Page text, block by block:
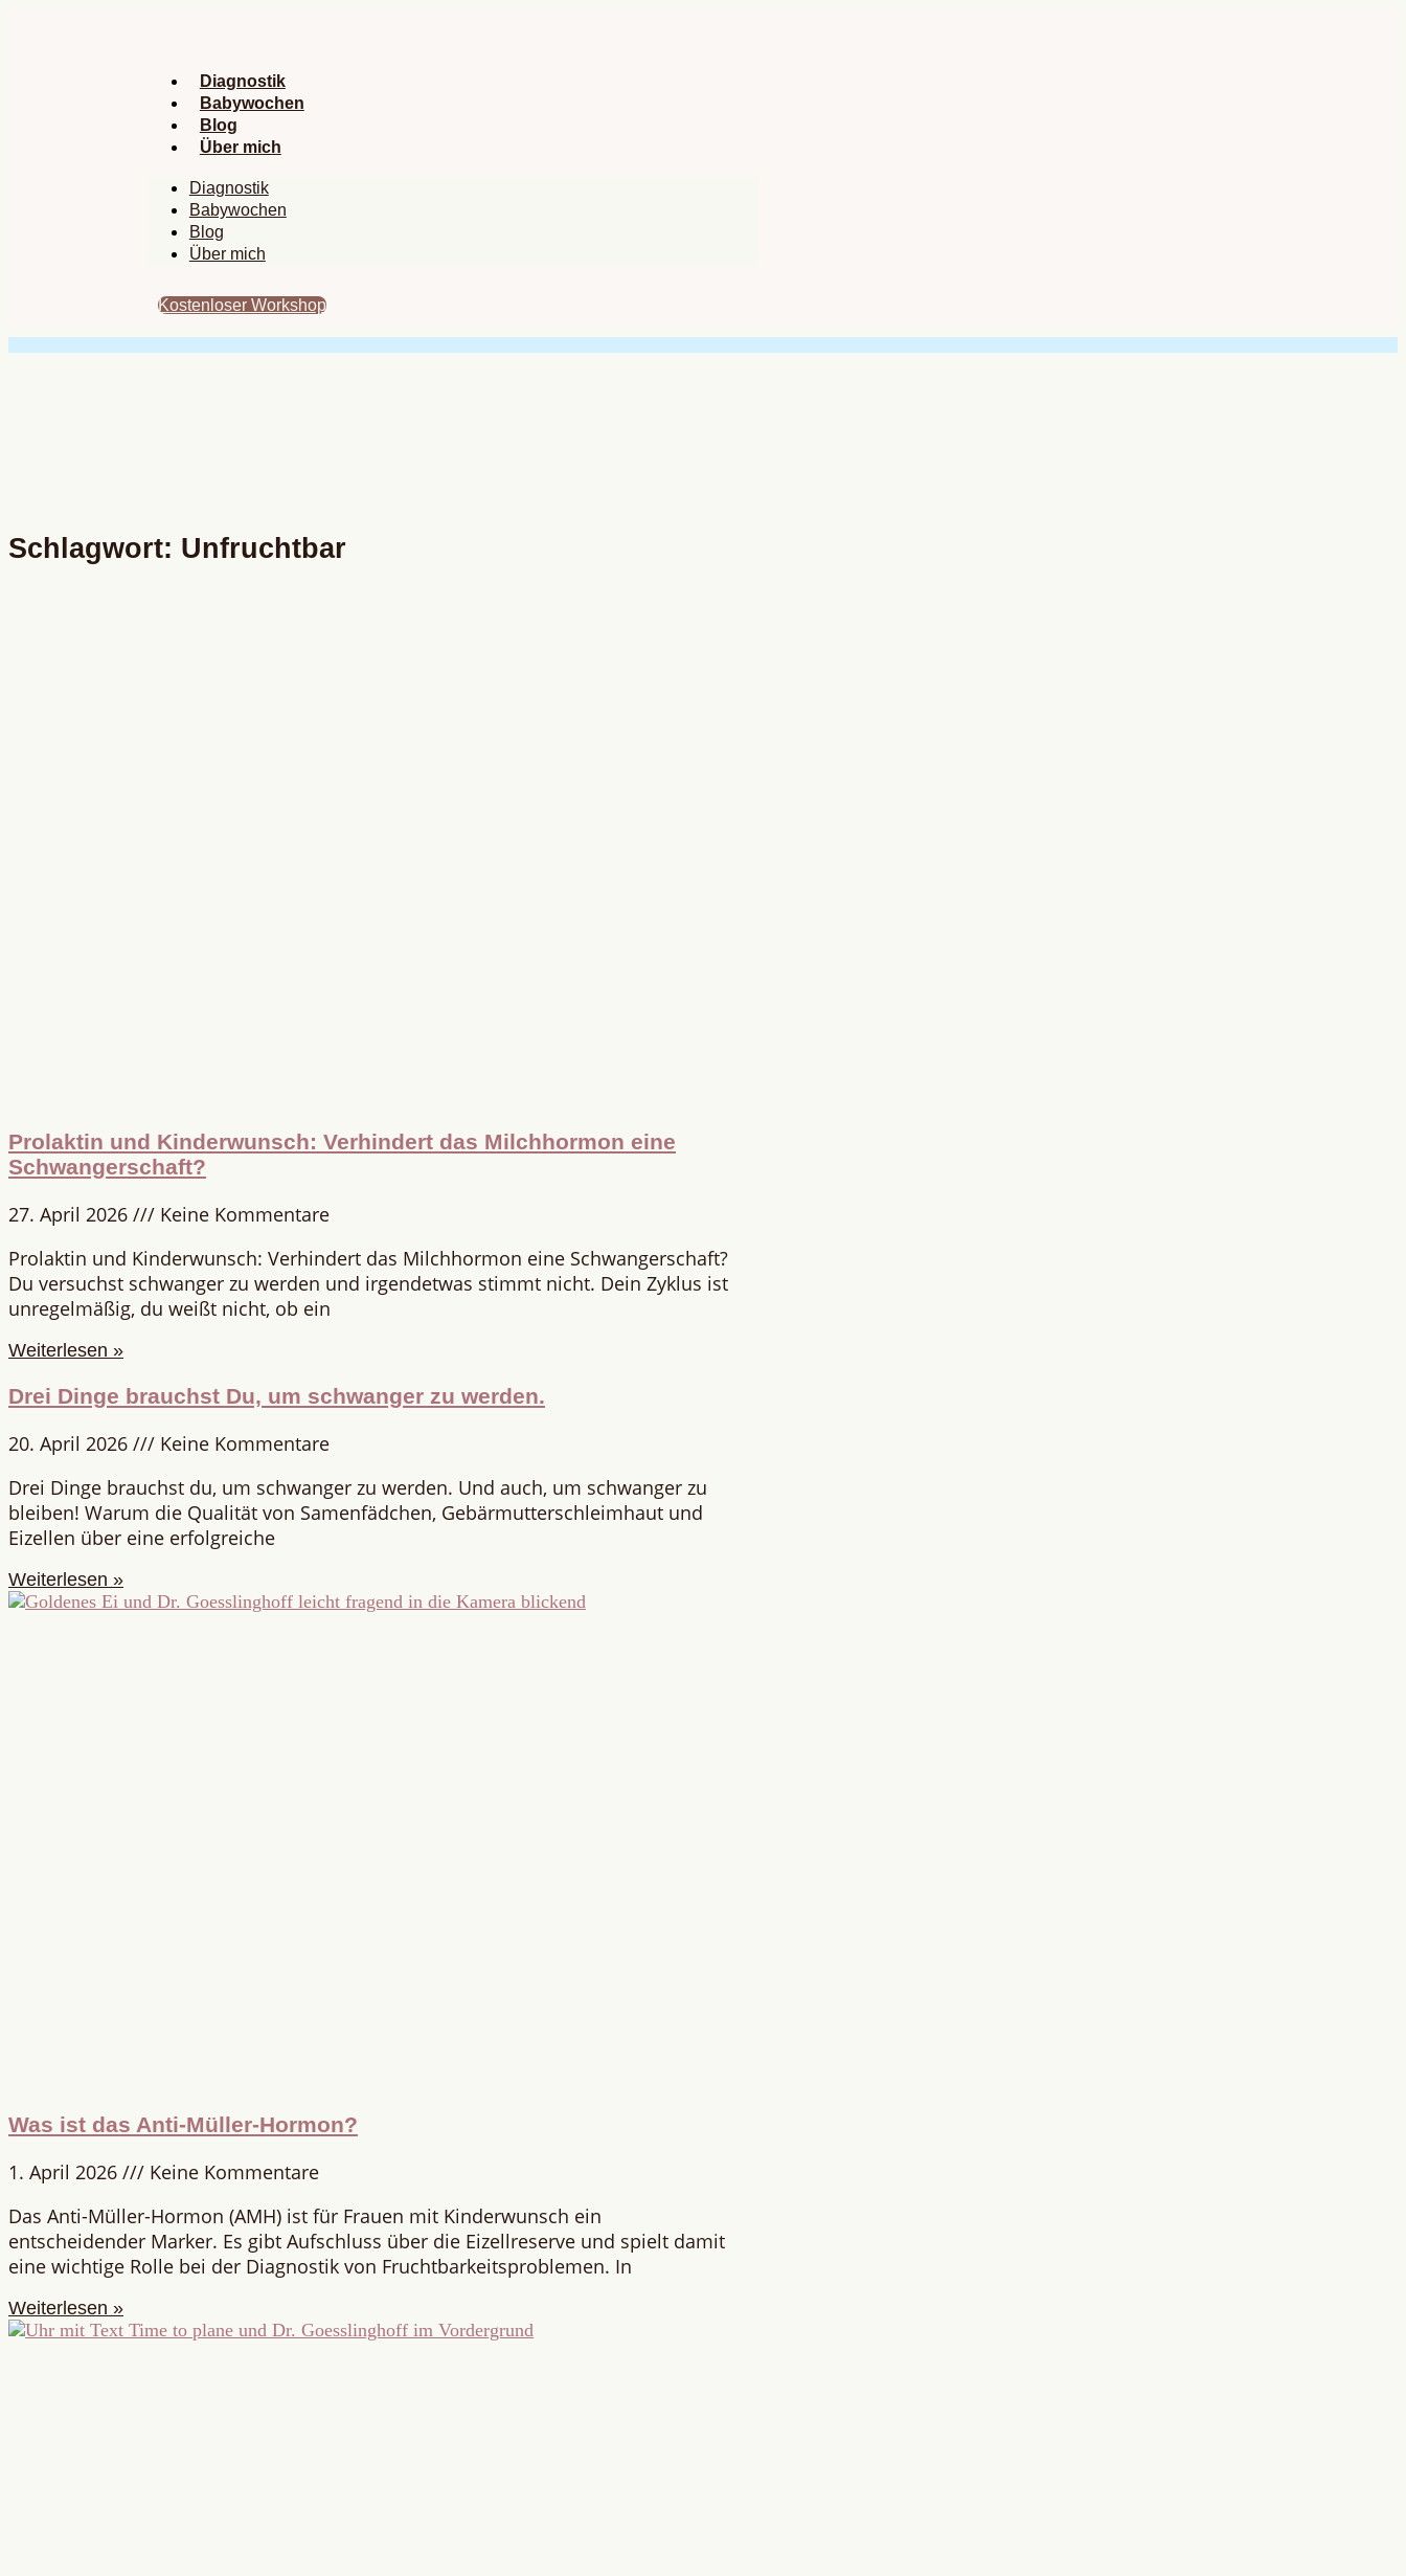
Diagnostik
Babywochen
Blog
Über mich
Diagnostik
Babywochen
Blog
Über mich
Kostenloser Workshop
Schlagwort: Unfruchtbar
Prolaktin und Kinderwunsch: Verhindert das Milchhormon eine
Schwangerschaft?
27. April 2026
Keine Kommentare
Prolaktin und Kinderwunsch: Verhindert das Milchhormon eine Schwangerschaft?
Du versuchst schwanger zu werden und irgendetwas stimmt nicht. Dein Zyklus ist
unregelmäßig, du weißt nicht, ob ein
Weiterlesen »
Drei Dinge brauchst Du, um schwanger zu werden.
20. April 2026
Keine Kommentare
Drei Dinge brauchst du, um schwanger zu werden. Und auch, um schwanger zu
bleiben! Warum die Qualität von Samenfädchen, Gebärmutterschleimhaut und
Eizellen über eine erfolgreiche
Weiterlesen »
Was ist das Anti-Müller-Hormon?
1. April 2026
Keine Kommentare
Das Anti-Müller-Hormon (AMH) ist für Frauen mit Kinderwunsch ein
entscheidender Marker. Es gibt Aufschluss über die Eizellreserve und spielt damit
eine wichtige Rolle bei der Diagnostik von Fruchtbarkeitsproblemen. In
Weiterlesen »